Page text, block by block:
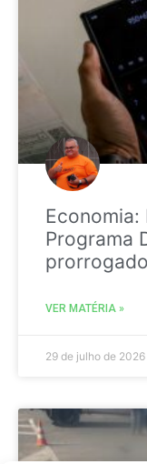
Economia:
Programa
prorrogado
VER MATÉRIA »
29 de julho de 2026